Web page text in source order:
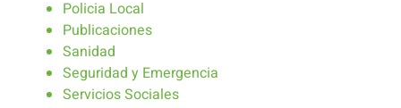
Policia Local
Publicaciones
Sanidad
Seguridad y Emergencia
Servicios Sociales